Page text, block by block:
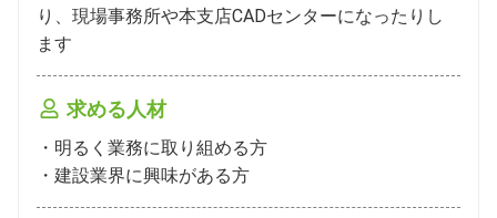
り、現場事務所や本支店CADセンターになったりし
ます
求める人材
・明るく業務に取り組める方
・建設業界に興味がある方